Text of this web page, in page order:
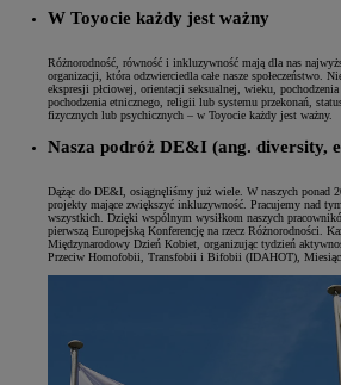
W Toyocie każdy jest ważny
Różnorodność, równość i inkluzywność mają dla nas
organizacji, która odzwierciedla całe nasze społeczeństwo.
ekspresji płciowej, orientacji seksualnej, wieku,
pochodzenia etnicznego, religii lub systemu przekonań,
fizycznych lub psychicznych – w Toyocie każdy jest ważny.
Nasza podróż DE&I (ang. diversity,
Dążąc do DE&I, osiągnęliśmy już wiele. W naszych ponad
projekty mające zwiększyć inkluzywność. Pracujemy nad
wszystkich. Dzięki wspólnym wysiłkom naszych
pierwszą Europejską Konferencję na rzecz Różnorodności.
Międzynarodowy Dzień Kobiet, organizując tydzień
Przeciw Homofobii, Transfobii i Bifobii (IDAHOT), Miesiąc